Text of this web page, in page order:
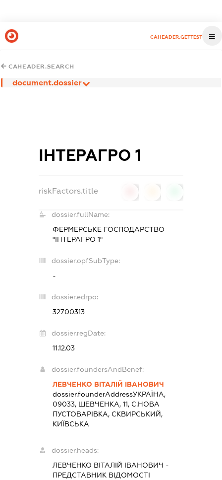
CAHEADER.GETTEST
CAHEADER.SEARCH
document.dossier
ІНТЕРАГРО 1
riskFactors.title
dossier.fullName:
ФЕРМЕРСЬКЕ ГОСПОДАРСТВО
"ІНТЕРАГРО 1"
dossier.opfSubType:
-
dossier.edrpo:
32700313
dossier.regDate:
11.12.03
dossier.foundersAndBenef:
ЛЕВЧЕНКО ВІТАЛІЙ ІВАНОВИЧ
dossier.founderAddressУКРАЇНА,
09033, ШЕВЧЕНКА, 11, С.НОВА
ПУСТОВАРІВКА, СКВИРСЬКИЙ,
КИЇВСЬКА
dossier.heads:
ЛЕВЧЕНКО ВІТАЛІЙ ІВАНОВИЧ -
ПРЕДСТАВНИК ВІДОМОСТІ